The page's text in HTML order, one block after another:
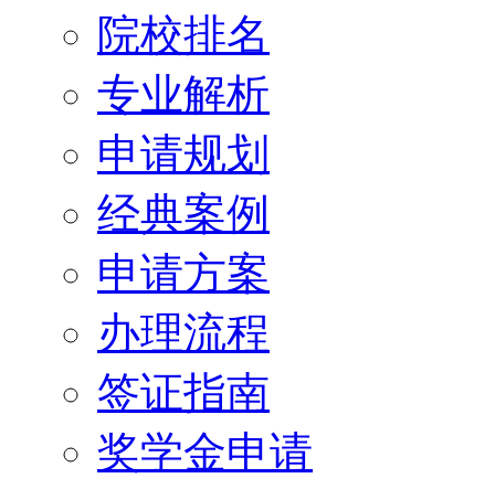
院校排名
专业解析
申请规划
经典案例
申请方案
办理流程
签证指南
奖学金申请